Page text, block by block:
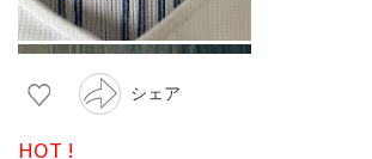
シェア
HOT !